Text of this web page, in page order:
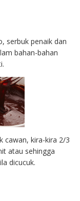
serbuk penaik dan
bahan-bahan
cawan, kira-kira 2/3
atau sehingga
dicucuk.